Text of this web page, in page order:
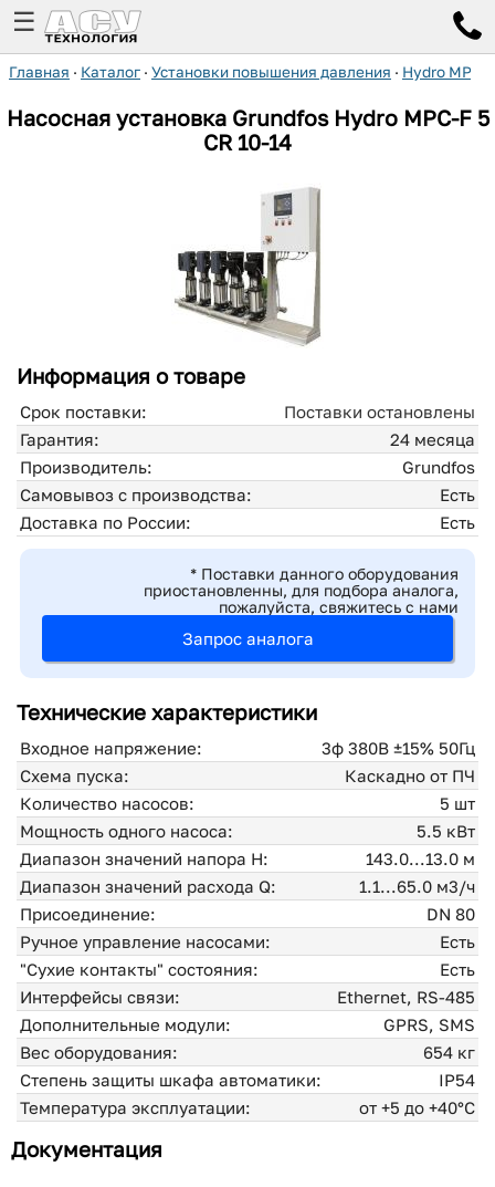
☰
Главная · Каталог · Установки повышения давления · Hydro MPC-F
Насосная установка Grundfos Hydro MPC-F 5
CR 10-14
Информация о товаре
Срок поставки:
Поставки остановлены
Гарантия:
24 месяца
Производитель:
Grundfos
Самовывоз с производства:
Есть
Доставка по России:
Есть
* Поставки данного оборудования
приостановленны, для подбора аналога,
пожалуйста, свяжитесь с нами
Запрос аналога
Технические характеристики
Входное напряжение:
3ф 380В ±15% 50Гц
Схема пуска:
Каскадно от ПЧ
Количество насосов:
5 шт
Мощность одного насоса:
5.5 кВт
Диапазон значений напора H:
143.0...13.0 м
Диапазон значений расхода Q:
1.1...65.0 м3/ч
Присоединение:
DN 80
Ручное управление насосами:
Есть
"Сухие контакты" состояния:
Есть
Интерфейсы связи:
Ethernet, RS-485
Дополнительные модули:
GPRS, SMS
Вес оборудования:
654 кг
Степень защиты шкафа автоматики:
IP54
Температура эксплуатации:
от +5 до +40°С
Документация